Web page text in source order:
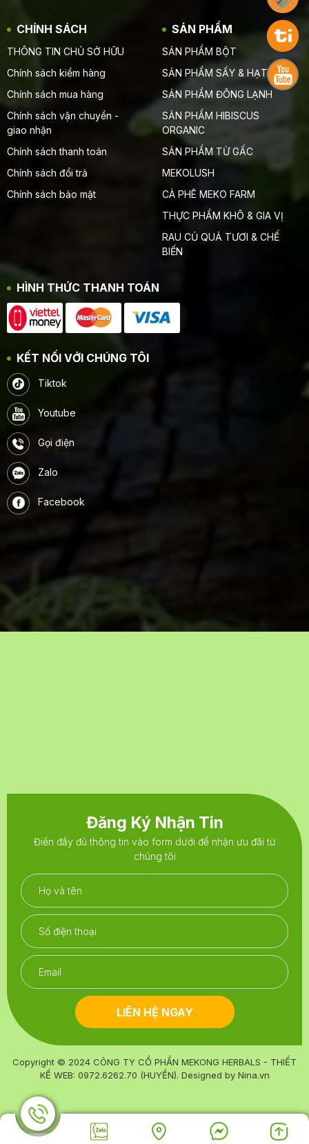
CHÍNH SÁCH
THÔNG TIN CHỦ SỞ HỮU
Chính sách kiểm hàng
Chính sách mua hàng
Chính sách vận chuyển -
giao nhận
Chính sách thanh toán
Chính sách đổi trả
Chính sách bảo mật
SẢN PHẨM
SẢN PHẨM BỘT
SẢN PHẨM SẤY & HẠT
SẢN PHẨM ĐÔNG LẠNH
SẢN PHẨM HIBISCUS
ORGANIC
SẢN PHẨM TỪ GẤC
MEKOLUSH
CÀ PHÊ MEKO FARM
THỰC PHẨM KHÔ & GIA VỊ
RAU CỦ QUẢ TƯƠI & CHẾ
BIẾN
HÌNH THỨC THANH TOÁN
KẾT NỐI VỚI CHÚNG TÔI
Tiktok
Youtube
Gọi điện
Zalo
Facebook
Đăng Ký Nhận Tin
Điền đầy đủ thông tin vào form dưới để nhận ưu đãi từ
chúng tôi
LIÊN HỆ NGAY
Copyright © 2024 CÔNG TY CỔ PHẦN MEKONG HERBALS - THIẾT
KẾ WEB: 0972.6262.70 (HUYỀN). Designed by Nina.vn